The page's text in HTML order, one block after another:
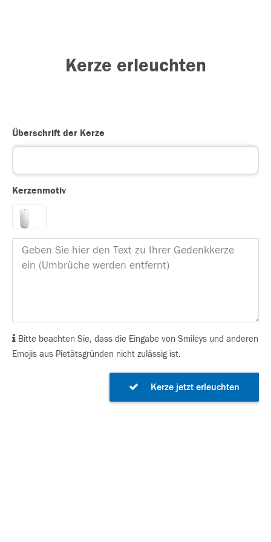
Kerze erleuchten
Überschrift der Kerze
Kerzenmotiv
Bitte beachten Sie, dass die Eingabe von Smileys und anderen
Emojis aus Pietätsgründen nicht zulässig ist.
Kerze jetzt erleuchten